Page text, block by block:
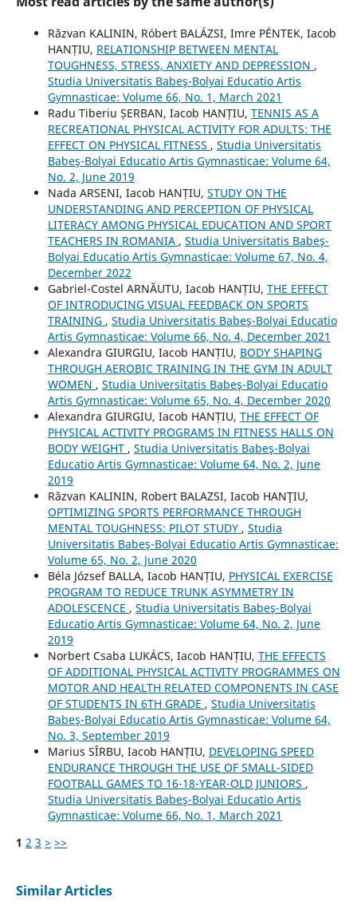
Răzvan KALININ, Róbert BALÁZSI, Imre PÉNTEK, Iacob
HANȚIU, RELATIONSHIP BETWEEN MENTAL
TOUGHNESS, STRESS, ANXIETY AND DEPRESSION ,
Studia Universitatis Babeş-Bolyai Educatio Artis
Gymnasticae: Volume 66, No. 1, March 2021
Radu Tiberiu ȘERBAN, Iacob HANȚIU, TENNIS AS A
RECREATIONAL PHYSICAL ACTIVITY FOR ADULTS: THE
EFFECT ON PHYSICAL FITNESS , Studia Universitatis
Babeş-Bolyai Educatio Artis Gymnasticae: Volume 64,
No. 2, June 2019
Nada ARSENI, Iacob HANȚIU, STUDY ON THE
UNDERSTANDING AND PERCEPTION OF PHYSICAL
LITERACY AMONG PHYSICAL EDUCATION AND SPORT
TEACHERS IN ROMANIA , Studia Universitatis Babeş-
Bolyai Educatio Artis Gymnasticae: Volume 67, No. 4,
December 2022
Gabriel-Costel ARNĂUTU, Iacob HANȚIU, THE EFFECT
OF INTRODUCING VISUAL FEEDBACK ON SPORTS
TRAINING , Studia Universitatis Babeş-Bolyai Educatio
Artis Gymnasticae: Volume 66, No. 4, December 2021
Alexandra GIURGIU, Iacob HANȚIU, BODY SHAPING
THROUGH AEROBIC TRAINING IN THE GYM IN ADULT
WOMEN , Studia Universitatis Babeş-Bolyai Educatio
Artis Gymnasticae: Volume 65, No. 4, December 2020
Alexandra GIURGIU, Iacob HANȚIU, THE EFFECT OF
PHYSICAL ACTIVITY PROGRAMS IN FITNESS HALLS ON
BODY WEIGHT , Studia Universitatis Babeş-Bolyai
Educatio Artis Gymnasticae: Volume 64, No. 2, June
2019
Răzvan KALININ, Robert BALAZSI, Iacob HANŢIU,
OPTIMIZING SPORTS PERFORMANCE THROUGH
MENTAL TOUGHNESS: PILOT STUDY , Studia
Universitatis Babeş-Bolyai Educatio Artis Gymnasticae:
Volume 65, No. 2, June 2020
Béla József BALLA, Iacob HANȚIU, PHYSICAL EXERCISE
PROGRAM TO REDUCE TRUNK ASYMMETRY IN
ADOLESCENCE , Studia Universitatis Babeş-Bolyai
Educatio Artis Gymnasticae: Volume 64, No. 2, June
2019
Norbert Csaba LUKÁCS, Iacob HANȚIU, THE EFFECTS
OF ADDITIONAL PHYSICAL ACTIVITY PROGRAMMES ON
MOTOR AND HEALTH RELATED COMPONENTS IN CASE
OF STUDENTS IN 6TH GRADE , Studia Universitatis
Babeş-Bolyai Educatio Artis Gymnasticae: Volume 64,
No. 3, September 2019
Marius SÎRBU, Iacob HANȚIU, DEVELOPING SPEED
ENDURANCE THROUGH THE USE OF SMALL-SIDED
FOOTBALL GAMES TO 16-18-YEAR-OLD JUNIORS ,
Studia Universitatis Babeş-Bolyai Educatio Artis
Gymnasticae: Volume 66, No. 1, March 2021
1 2 3 > >>
Similar Articles